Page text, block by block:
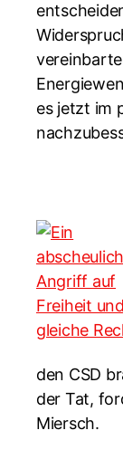
es jetzt im
den CSD
der Tat,
Miersch.